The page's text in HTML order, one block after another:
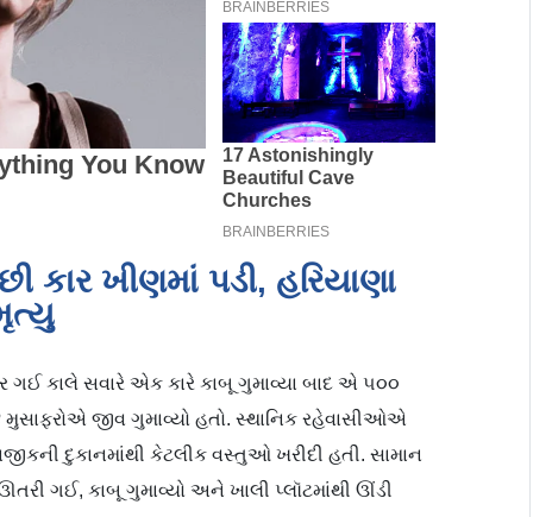
ખીણમાં પડી, હરિયાણા
પર ગઈ કાલે સવારે એક કારે કાબૂ ગુમાવ્યા બાદ એ ૫૦૦
મુસાફરોએ જીવ ગુમાવ્યો હતો. સ્થાનિક રહેવાસીઓએ
દુકાનમાંથી કેટલીક વસ્તુઓ ખરીદી હતી. સામાન
ગઈ, કાબૂ ગુમાવ્યો અને ખાલી પ્લૉટમાંથી ઊંડી